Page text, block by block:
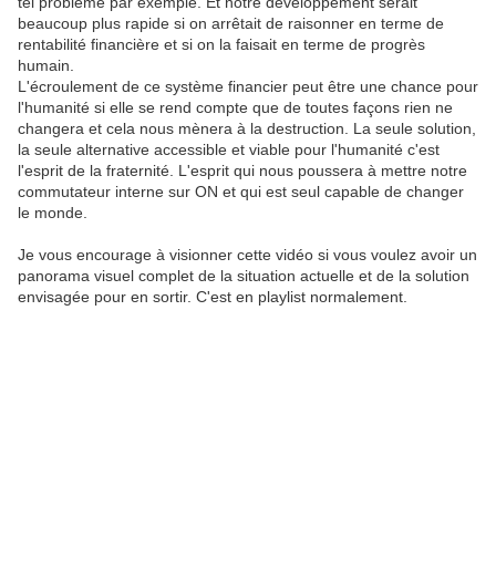
beaucoup plus rapide si on arrêtait de raisonner en terme de
rentabilité financière et si on la faisait en terme de progrès
humain.
L'écroulement de ce système financier peut être une chance pour
l'humanité si elle se rend compte que de toutes façons rien ne
changera et cela nous mènera à la destruction. La seule solution,
la seule alternative accessible et viable pour l'humanité c'est
l'esprit de la fraternité. L'esprit qui nous poussera à mettre notre
commutateur interne sur ON et qui est seul capable de changer
le monde.
Je vous encourage à visionner cette vidéo si vous voulez avoir un
panorama visuel complet de la situation actuelle et de la solution
envisagée pour en sortir. C'est en playlist normalement.